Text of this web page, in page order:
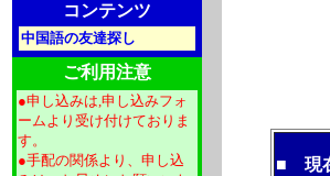
コンテンツ
中国語の友達探し
ご利用注意
●申し込みは,申し込みフォ
ームより受け付けておりま
す。
●手配の関係より、申し込
■ 現